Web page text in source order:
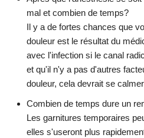
mal et combien de temps?
Il y a de fortes chances que
douleur est le résultat du
avec l'infection si le canal
et qu'il n'y a pas d'autres
douleur, cela devrait se
Combien de temps dure un
Les garnitures temporaires
elles s'useront plus